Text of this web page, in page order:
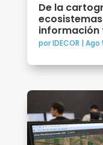
De la
porIDECOR | Ago